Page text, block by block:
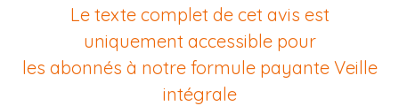
Le texte complet de cet avis est
uniquement accessible pour
les abonnés à notre formule payante Veille
intégrale